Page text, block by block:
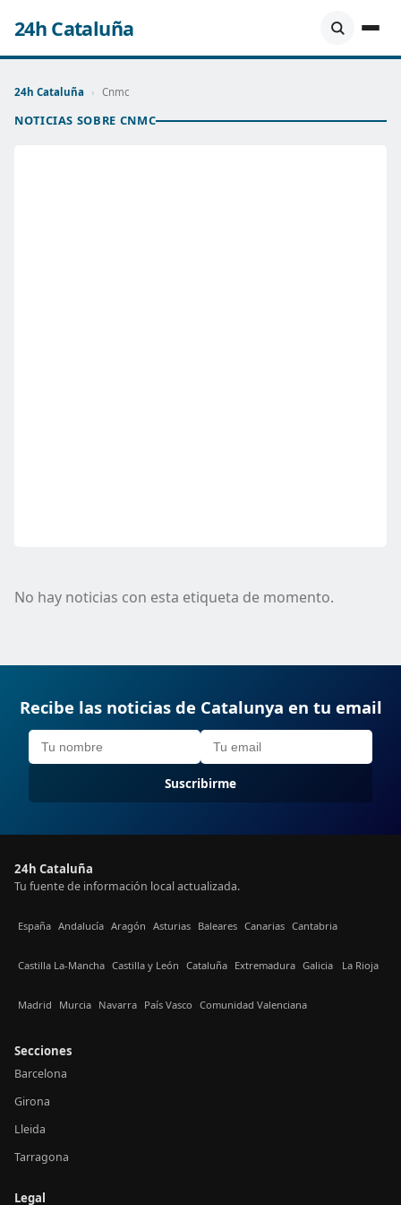
24h Cataluña
24h Cataluña › Cnmc
NOTICIAS SOBRE CNMC
No hay noticias con esta etiqueta de momento.
Recibe las noticias de Catalunya en tu email
Suscribirme
24h Cataluña
Tu fuente de información local actualizada.
España Andalucía Aragón Asturias Baleares Canarias Cantabria
Castilla La-Mancha Castilla y León Cataluña Extremadura Galicia La Rioja
Madrid Murcia Navarra País Vasco Comunidad Valenciana
Secciones
Barcelona
Girona
Lleida
Tarragona
Legal